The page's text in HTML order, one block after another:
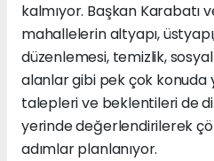
kalmıyor. Başkan Karabatı
mahallelerin altyapı,
düzenlemesi, temizlik,
alanlar gibi pek çok konuda
talepleri ve beklentileri de
yerinde değerlendirilerek
adımlar planlanıyor.